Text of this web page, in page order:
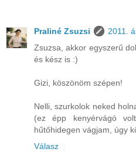
Praliné Zsuzsi
2011.
Zsuzsa, akkor egyszerű
és kész is :)
Gizi, köszönöm szépen!
Nelli, szurkolok neked
(ez épp kenyérvágó
hűtőhidegen vágjam, úgy
Válasz